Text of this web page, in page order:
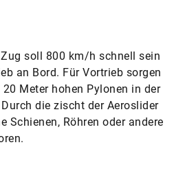
soll 800 km/h schnell sein
an Bord. Für Vortrieb sorgen
Meter hohen Pylonen in der
die zischt der Aeroslider
Schienen, Röhren oder andere